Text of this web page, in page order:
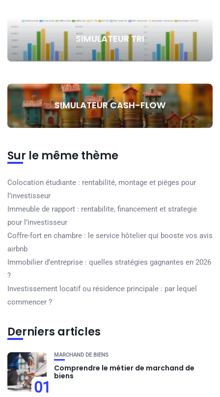
SIMULATEUR TRI
SIMULATEUR CASH-FLOW
Sur le même thème
Colocation étudiante : rentabilité, montage et pièges pour
l’investisseur
Immeuble de rapport : rentabilite, financement et strategie
pour l’investisseur
Coffre-fort en chambre : le service hôtelier qui booste vos avis
airbnb
Immobilier d’entreprise : quelles stratégies gagnantes en 2026
?
Investissement locatif ou résidence principale : par lequel
commencer ?
Derniers articles
01
MARCHAND DE BIENS
Comprendre le métier de marchand de
biens